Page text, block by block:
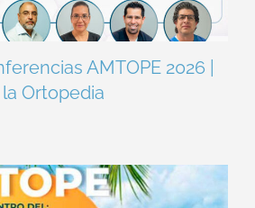
AMTOPE 2026 |
Ortopedia